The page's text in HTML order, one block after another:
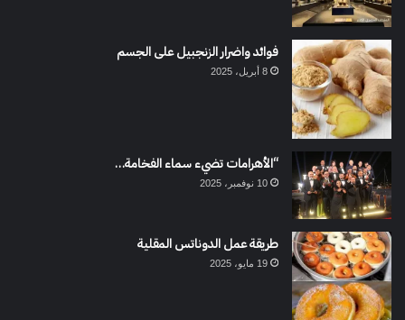
فوائد واضرار الزنجبيل على الجسم
8 أبريل، 2025
“الأهرامات تضيء سماء الفخامة…
10 نوفمبر، 2025
طريقة عمل الدوناتس المقلية
19 مايو، 2025